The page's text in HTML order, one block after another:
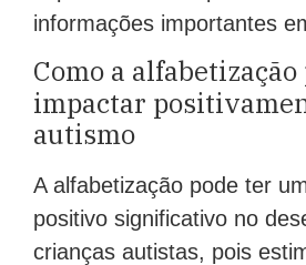
informações importantes
Como a alfabetização
impactar
autismo
A alfabetização pode ter
positivo significativo no
crianças autistas, pois